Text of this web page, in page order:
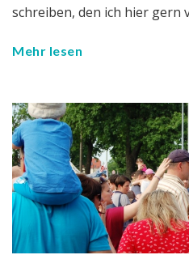
schreiben, den ich hier gern
Mehr lesen